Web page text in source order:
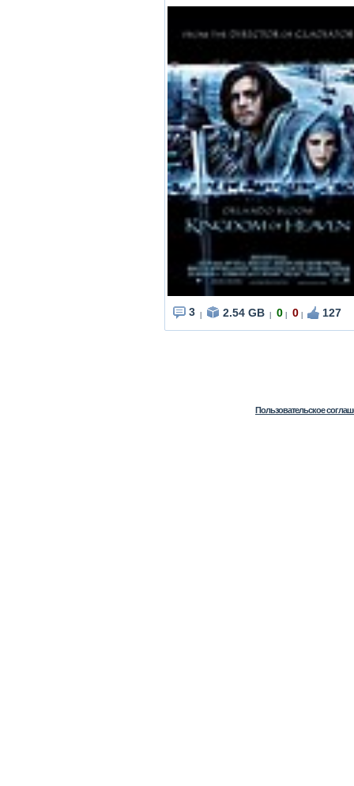
3 2.54 GB 0 0 127
Пользовательское